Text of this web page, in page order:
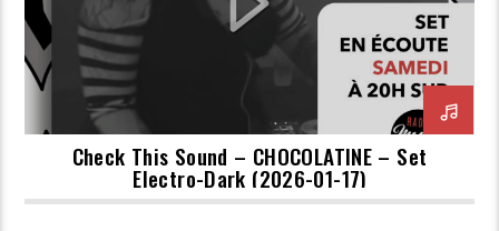
Check This Sound – CHOCOLATINE – Set
Electro-Dark (2026-01-17)